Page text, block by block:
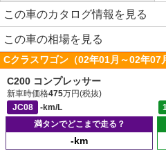
この車のカタログ情報を見る
この車の相場を見る
Cクラスワゴン（02年01月～02年07
C200 コンプレッサー
新車時価格475万円(税抜)
JC08
-km/L
満タンでどこまで走る？
-km